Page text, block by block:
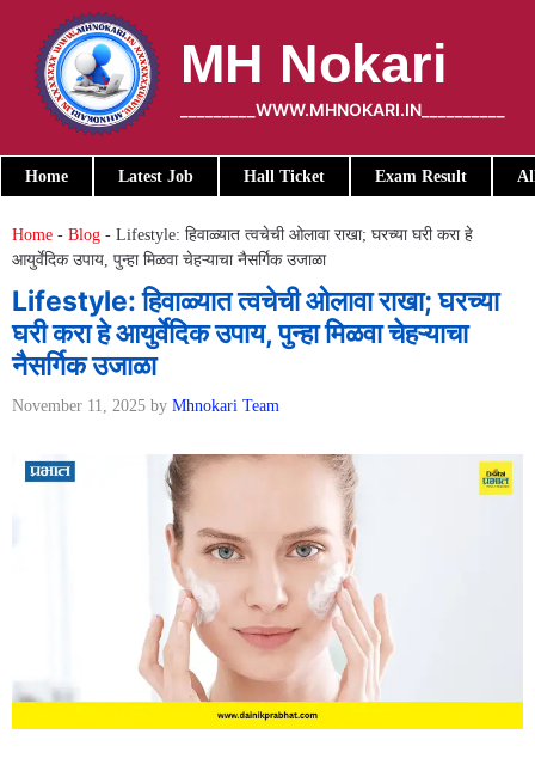
content
MH Nokari
_________WWW.MHNOKARI.IN__________
Home Latest Job Hall Ticket Exam Result
Home - Blog - Lifestyle: हिवाळ्यात त्वचेची ओलावा राखा; घरच्या घरी करा हे
आयुर्वेदिक उपाय, पुन्हा मिळवा चेहऱ्याचा नैसर्गिक उजाळा
Lifestyle: हिवाळ्यात त्वचेची ओलावा राखा; घरच्या
घरी करा हे आयुर्वेदिक उपाय, पुन्हा मिळवा चेहऱ्याचा
नैसर्गिक उजाळा
November 11, 2025 by Mhnokari Team